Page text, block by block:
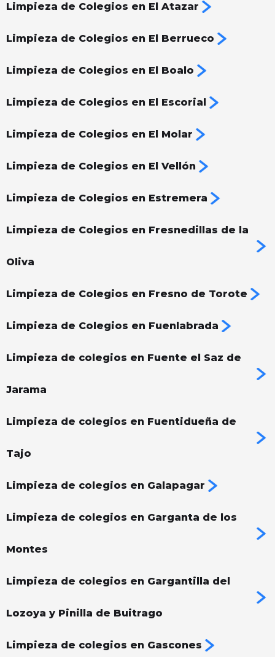
Limpieza de Colegios en El Atazar
Limpieza de Colegios en El Berrueco
Limpieza de Colegios en El Boalo
Limpieza de Colegios en El Escorial
Limpieza de Colegios en El Molar
Limpieza de Colegios en El Vellón
Limpieza de Colegios en Estremera
Limpieza de Colegios en Fresnedillas de la
Oliva
Limpieza de Colegios en Fresno de Torote
Limpieza de Colegios en Fuenlabrada
Limpieza de colegios en Fuente el Saz de
Jarama
Limpieza de colegios en Fuentidueña de
Tajo
Limpieza de colegios en Galapagar
Limpieza de colegios en Garganta de los
Montes
Limpieza de colegios en Gargantilla del
Lozoya y Pinilla de Buitrago
Limpieza de colegios en Gascones